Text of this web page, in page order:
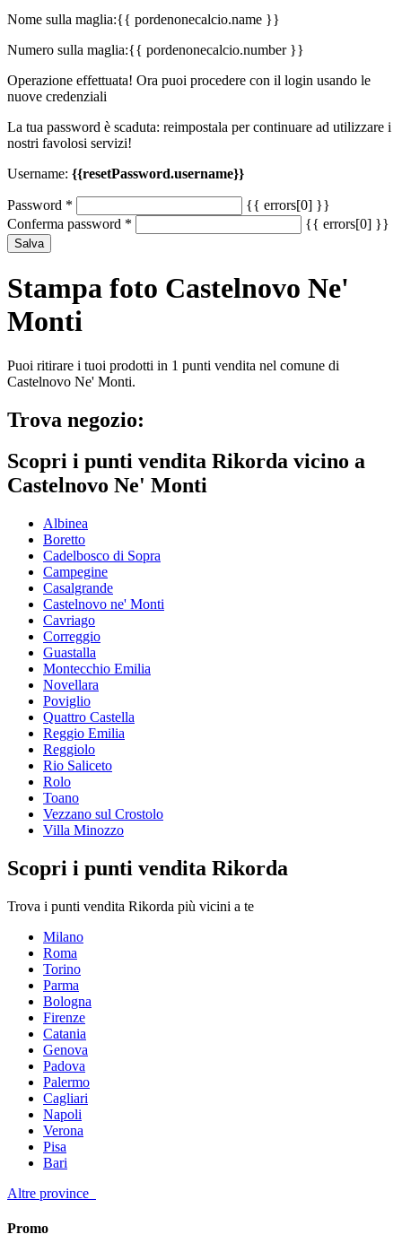
Nome sulla maglia:{{ pordenonecalcio.name }}
Numero sulla maglia:{{ pordenonecalcio.number }}
Operazione effettuata! Ora puoi procedere con il login usando le
nuove credenziali
La tua password è scaduta: reimpostala per continuare ad utilizzare i
nostri favolosi servizi!
Username: {{resetPassword.username}}
Password *
{{ errors[0] }}
Conferma password * {{ errors[0] }}
Salva
Stampa foto Castelnovo Ne'
Monti
Puoi ritirare i tuoi prodotti in 1 punti vendita nel comune di
Castelnovo Ne' Monti.
Trova negozio:
Scopri i punti vendita Rikorda vicino a
Castelnovo Ne' Monti
Albinea
Boretto
Cadelbosco di Sopra
Campegine
Casalgrande
Castelnovo ne' Monti
Cavriago
Correggio
Guastalla
Montecchio Emilia
Novellara
Poviglio
Quattro Castella
Reggio Emilia
Reggiolo
Rio Saliceto
Rolo
Toano
Vezzano sul Crostolo
Villa Minozzo
Scopri i punti vendita Rikorda
Trova i punti vendita Rikorda più vicini a te
Milano
Roma
Torino
Parma
Bologna
Firenze
Catania
Genova
Padova
Palermo
Cagliari
Napoli
Verona
Pisa
Bari
Altre province
Promo